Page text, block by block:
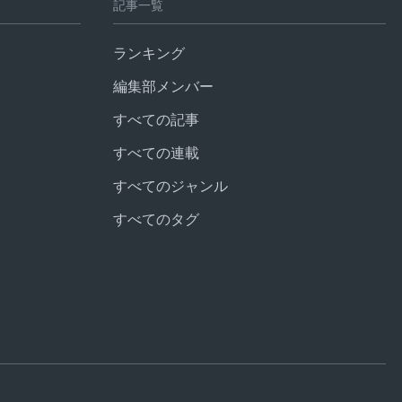
記事一覧
ランキング
編集部メンバー
すべての記事
すべての連載
すべてのジャンル
すべてのタグ